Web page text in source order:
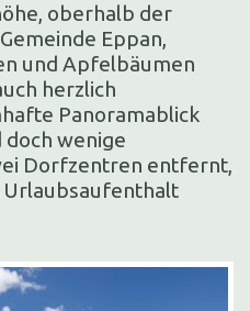
oberhalb der
Eppan,
und Apfelbäumen
herzlich
Panoramablick
doch wenige
Dorfzentren entfernt,